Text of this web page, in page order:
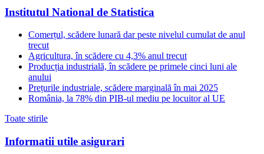
Institutul National de Statistica
Comerțul, scădere lunară dar peste nivelul cumulat de anul
trecut
Agricultura, în scădere cu 4,3% anul trecut
Producția industrială, în scădere pe primele cinci luni ale
anului
Prețurile industriale, scădere marginală în mai 2025
România, la 78% din PIB-ul mediu pe locuitor al UE
Toate stirile
Informatii utile asigurari